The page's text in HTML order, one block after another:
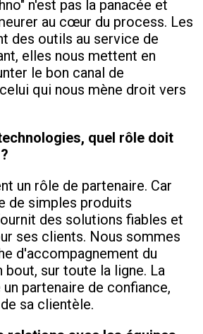
n'est pas la panacée et
au cœur du process. Les
des outils au service de
elles nous mettent en
le bon canal de
qui nous mène droit vers
quel rôle doit
un rôle de partenaire. Car
de simples produits
des solutions fiables et
ses clients. Nous sommes
d'accompagnement du
bout, sur toute la ligne. La
partenaire de confiance,
sa clientèle.